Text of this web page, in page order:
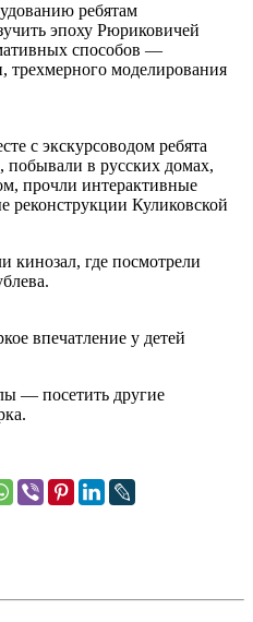
ребятам
эпоху Рюриковичей
способов —
моделирования
с экскурсоводом ребята
побывали в русских домах,
прочли интерактивные
реконструкции Куликовской
где посмотрели
впечатление у детей
— посетить другие